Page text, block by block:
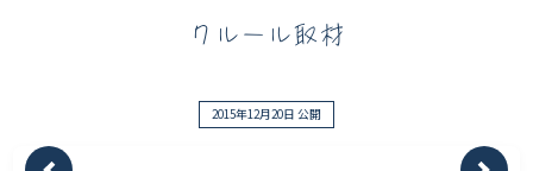
Livesumai 住宅標準性能
Livesumai 保証について
クルール取材
2015年12月20日 公開